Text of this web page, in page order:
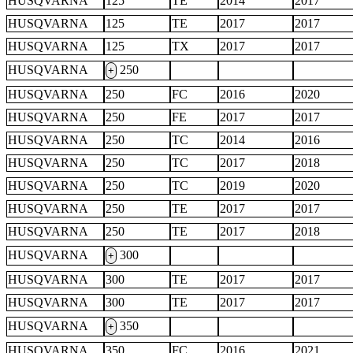
HUSQVARNA
125 TE 2017 2017
HUSQVARNA
125 TX 2017
2017
HUSQVARNA
+ 250
HUSQVARNA
250 FC 2016
2020
HUSQVARNA
250 FE 2017
2017
HUSQVARNA
250 TC 2014
2016
HUSQVARNA
250 TC 2017
2018
HUSQVARNA
250 TC 2019
2020
HUSQVARNA
250 TE 2017 2017
HUSQVARNA
250 TE 2017
2018
HUSQVARNA
+ 300
HUSQVARNA
300 TE 2017 2017
HUSQVARNA
300 TE 2017
2017
HUSQVARNA
+ 350
HUSQVARNA
350 FC 2016
2021